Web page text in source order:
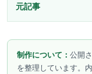
元記事
制作について： 公開
を整理しています。